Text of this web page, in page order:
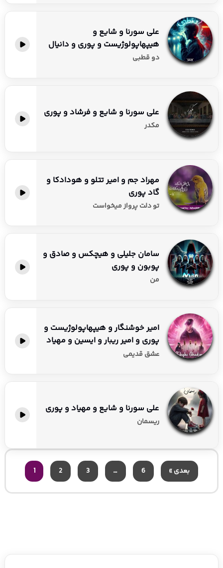
علی سورنا و شایع و
هیپهاپولوژیست و پوری و دانیال
دو قطبی
علی سورنا و شایع و فرشاد و پوری
مکدر
مهراد جم و امیر تتلو و هودادکا و
گاد پوری
تو دلت پرواز میخواست
سامان جلیلی و هیچکس و صادق و
پوبون و پوری
من
امیر خوشنگار و هیپهاپولوژیست و
پوری و امیر ریبار و ایسین و مهیاد
عشق قدیمی
علی سورنا و شایع و مهیاد و پوری
ریسمان
1 2 3 … 6 بعدی »